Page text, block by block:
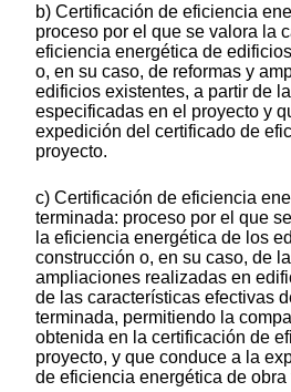
b) Certificación de eficiencia
proceso por el que se valora la
eficiencia energética de
o, en su caso, de reformas y
edificios existentes, a partir de
especificadas en el proyecto y
expedición del certificado de
proyecto.
c) Certificación de eficiencia
terminada: proceso por el que
la eficiencia energética de los
construcción o, en su caso, de
ampliaciones realizadas en
de las características efectivas
terminada, permitiendo la
obtenida en la certificación de
proyecto, y que conduce a la
de eficiencia energética de obra